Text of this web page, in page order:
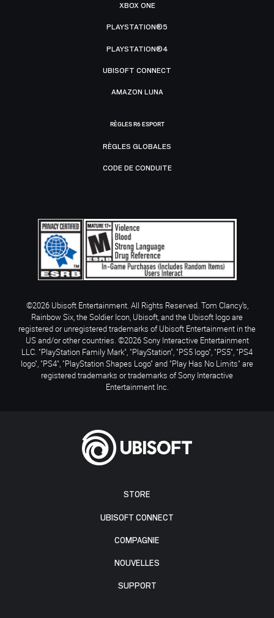
STORE
UBISOFT CONNECT
COMPAGNIE
NOUVELLES
SUPPORT
XBOX ONE
PLAYSTATION®5
PLAYSTATION®4
UBISOFT CONNECT
AMAZON LUNA
RÈGLES R6 ESPORT
RÈGLES GLOBALES
CODE DE CONDUITE
©2026 Ubisoft Entertainment. All Rights Reserved. Tom Clancy’s,
Rainbow Six, the Soldier Icon, Ubisoft, and the Ubisoft logo are
registered or unregistered trademarks of Ubisoft Entertainment in the
US and/or other countries. ©2026 Sony Interactive Entertainment
LLC. "PlayStation Family Mark", "PlayStation", "PS5 logo", "PS5", "PS4
logo", "PS4", "PlayStation Shapes Logo" and "Play Has No Limits" are
registered trademarks or trademarks of Sony Interactive
Entertainment Inc.